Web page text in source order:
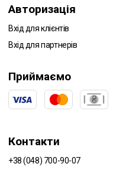
Авторизація
Вхід для клієнтів
Вхід для партнерів
Приймаємо
Контакти
+38 (048) 700-90-07